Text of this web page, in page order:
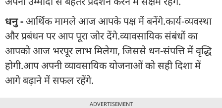
धनु -आर्थिक मामले आज आपके पक्ष में बनेंगे.कार्य-व्यवस्था
और प्रबंधन पर आप पूरा जोर देंगे.व्यावसायिक संबंधों का
आपको आज भरपूर लाभ मिलेगा, जिससे धन-संपत्ति में वृद्धि
होगी.आप अपनी व्यावसायिक योजनाओं को सही दिशा में
आगे बढ़ाने में सफल रहेंगे.
ADVERTISEMENT